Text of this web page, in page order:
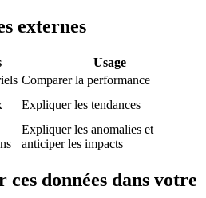
externes
Usage
Comparer la performance
Expliquer les tendances
Expliquer les anomalies et
anticiper les impacts
données dans votre